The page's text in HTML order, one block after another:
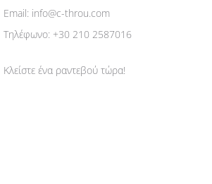
Email: info@c-throu.com
Τηλέφωνο: +30 210 2587016
Κλείστε ένα ραντεβού τώρα!